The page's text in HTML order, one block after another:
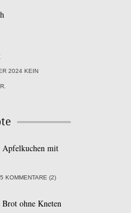
2024 KEIN
Apfelkuchen mit
KOMMENTARE (2)
Brot ohne Kneten